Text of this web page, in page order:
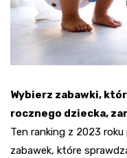
Wybierz zabawki,
rocznego dziecka,
Ten ranking z 2023
zabawek, które